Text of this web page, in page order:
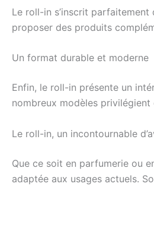
Le roll-in s’inscrit
proposer des produits
Un format durable et moderne
Enfin, le roll-in présente un
nombreux modèles
Le roll-in, un incontournable
Que ce soit en parfumerie ou
adaptée aux usages actuels.